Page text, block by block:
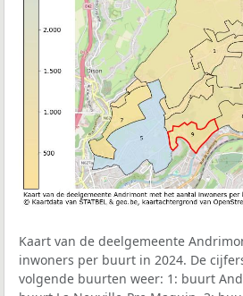
Kaart van de deelgemeente
inwoners per buurt in 2024. De
volgende buurten weer: 1: buurt